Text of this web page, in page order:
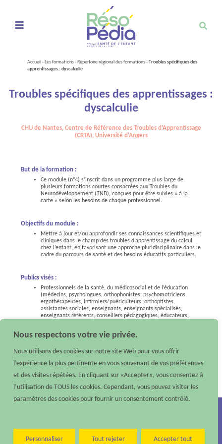
Nous respectons votre vie privée.
Nous utilisons des cookies sur notre site Web pour vous offrir
l’expérience la plus pertinente en vous souvenant de vos préférences
et des visites répétées. En cliquant sur «Accepter», vous consentez à
l’utilisation de TOUS les cookies. Cependant, vous pouvez visiter les
paramètres des cookies pour fournir un consentement contrôlé.
Personnaliser Tout rejeter Accepter tout
Ouvrir le menu de navigation mobile
Accueil - Les formations - Répertoire régional des formations -
Troubles spécifiques des
apprentissages : dyscalculie
Troubles spécifiques des apprentissages :
dyscalculie
CHU de Nantes, Centre de Référence des Troubles d'Apprentissage
(CRTA), Université d'Angers
But de la formation :
Ce module (n°4) s’inscrit dans un programme plus large de
plusieurs formations courtes consacrées aux Troubles du
Neurodéveloppement (TND), conçues pour être suivies « à la
carte » selon les besoins de chaque professionnel.
Objectifs du module :
Mettre à jour et/ou approfondir ses connaissances scientifiques et
cliniques dans le champ des troubles d’apprentissage du calcul
chez l’enfant, en favorisant une approche pluridisciplinaire dans le
cadre du parcours de santé et des besoins éducatifs particuliers.
Publics visés :
Professionnels de la santé, du médicosocial et de l’éducation
(médecins, psychologues, orthophonistes, psychomotriciens,
ergothérapeutes, infirmiers/puériculteurs, orthoptistes,
assistantes sociales, enseignants, enseignants spécialisés,
enseignants référents, conseillers pédagogiques, éducateurs,
Date de mise à jour : 8 juillet 2026
Réso’Pédia
2026 – Tous droits réservés – Réalisé parDigisanté